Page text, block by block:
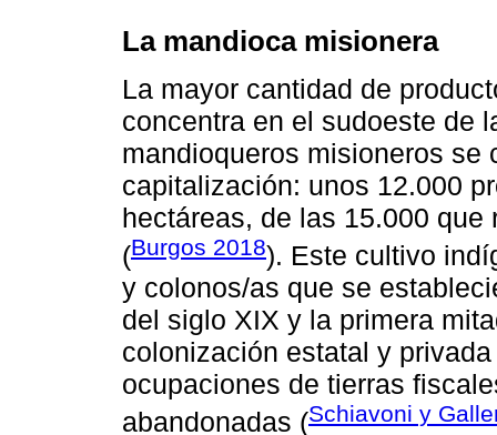
La mandioca misionera
La mayor cantidad de
concentra en el sudoeste de
mandioqueros misioneros se
capitalización: unos 12.000
hectáreas, de las 15.000
(Burgos 2018). Este cultivo
y colonos/as que se
del siglo XIX y la primera
colonización estatal y
ocupaciones de tierras
abandonadas (Schiavoni y